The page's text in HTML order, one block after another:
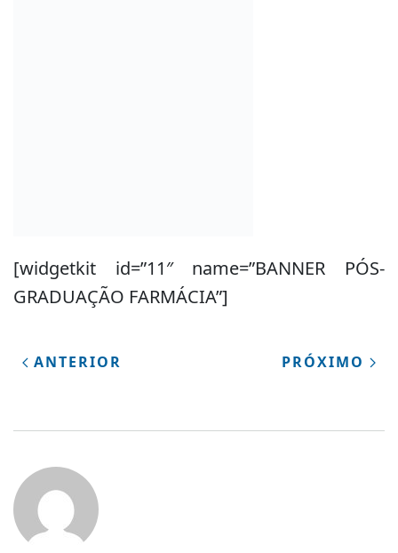
[widgetkit id=”11″ name=”BANNER PÓS-
GRADUAÇÃO FARMÁCIA”]
ANTERIOR PRÓXIMO